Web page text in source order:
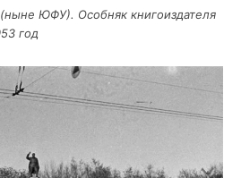
ЮФУ). Особ­няк кни­го­из­да­те­ля
год